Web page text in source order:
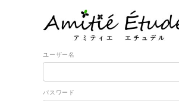
ユーザー名
パスワード